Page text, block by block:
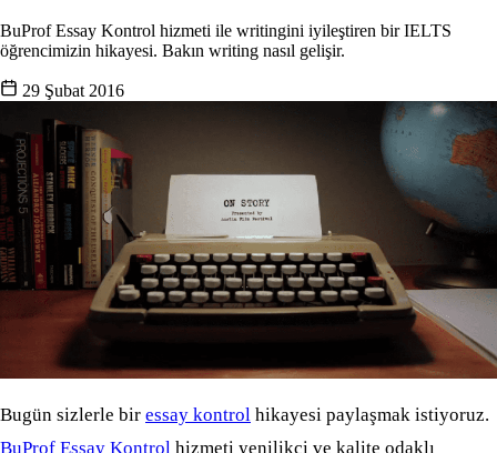
BuProf Essay Kontrol hizmeti ile writingini iyileştiren bir IELTS
öğrencimizin hikayesi. Bakın writing nasıl gelişir.
29 Şubat 2016
Bugün sizlerle bir essay kontrol hikayesi paylaşmak istiyoruz.
BuProf Essay Kontrol hizmeti yenilikçi ve kalite odaklı